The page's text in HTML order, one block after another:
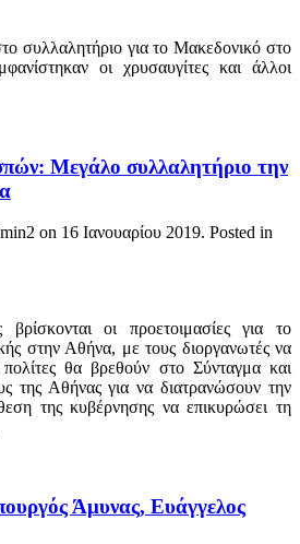
συλλαλητήριο για το Μακεδονικό στο
οι χρυσαυγίτες και άλλοι
Μεγάλο συλλαλητήριο την
on 16 Ιανουαρίου 2019. Posted in
οι προετοιμασίες για το
στην Αθήνα, με τους διοργανωτές να
πολίτες θα βρεθούν στο Σύνταγμα και
της Αθήνας για να διατρανώσουν την
της κυβέρνησης να επικυρώσει τη
Άμυνας, Ευάγγελος